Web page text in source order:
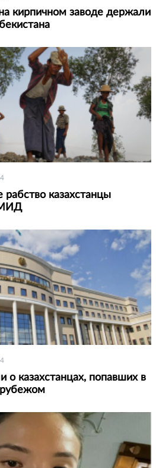
кирпичном заводе держали
казахстанцы
МИД
казахстанцах, попавших в
рубежом